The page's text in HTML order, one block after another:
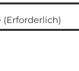
(Erforderlich)